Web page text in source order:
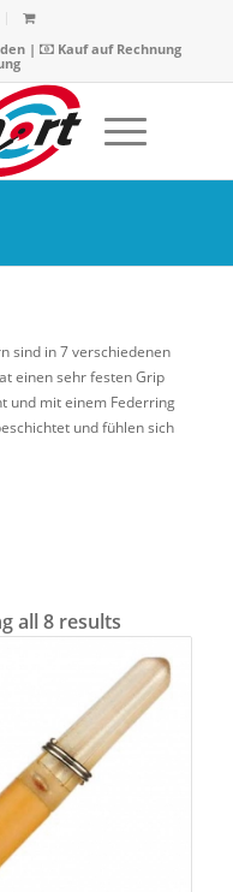
|
Kauf auf Rechnung
sind in 7 verschiedenen
einen sehr festen Grip
und mit einem Federring
und fühlen sich
all 8 results
15 €
12